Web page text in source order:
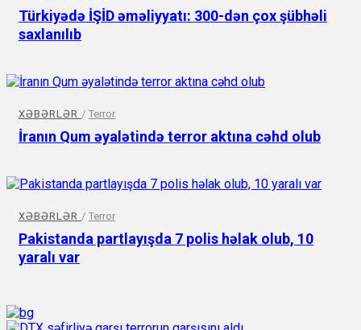
Türkiyədə İŞİD əməliyyatı: 300-dən çox şübhəli
saxlanılıb
XƏBƏRLƏR / Terror
İranın Qum əyalətində terror aktına cəhd olub
XƏBƏRLƏR / Terror
Pakistanda partlayışda 7 polis həlak olub, 10
yaralı var